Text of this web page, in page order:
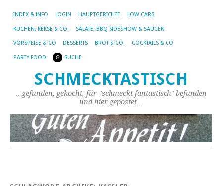
INDEX & INFO LOGIN HAUPTGERICHTE LOW CARB
KUCHEN, KEKSE & CO. SALATE, BBQ SIDESHOW & SAUCEN
VORSPEISE & CO DESSERTS BROT & CO. COCKTAILS & CO
PARTY FOOD SUCHE
SCHMECKTASTISCH
…gefunden, gekocht, für "schmeckt fantastisch" befunden
und hier gepostet…